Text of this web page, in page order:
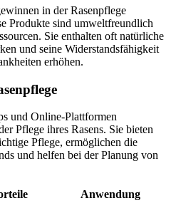
in der Rasenpflege
Produkte sind umweltfreundlich
Sie enthalten oft natürliche
und seine Widerstandsfähigkeit
erhöhen.
und Online-Plattformen
Pflege ihres Rasens. Sie bieten
Pflege, ermöglichen die
und helfen bei der Planung von
Anwendung